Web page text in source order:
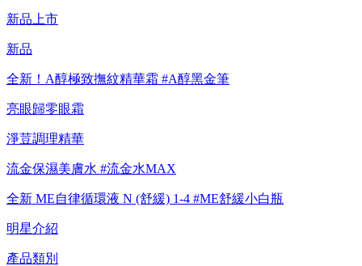
新品上市
新品
全新！A醇極致撫紋精華霜 #A醇黑金筆
亮眼歸零眼霜
淨荳調理精華
流金保濕美膚水 #流金水MAX
全新 ME自律循環液 N (舒緩) 1-4 #ME舒緩小白瓶
明星介紹
產品類別